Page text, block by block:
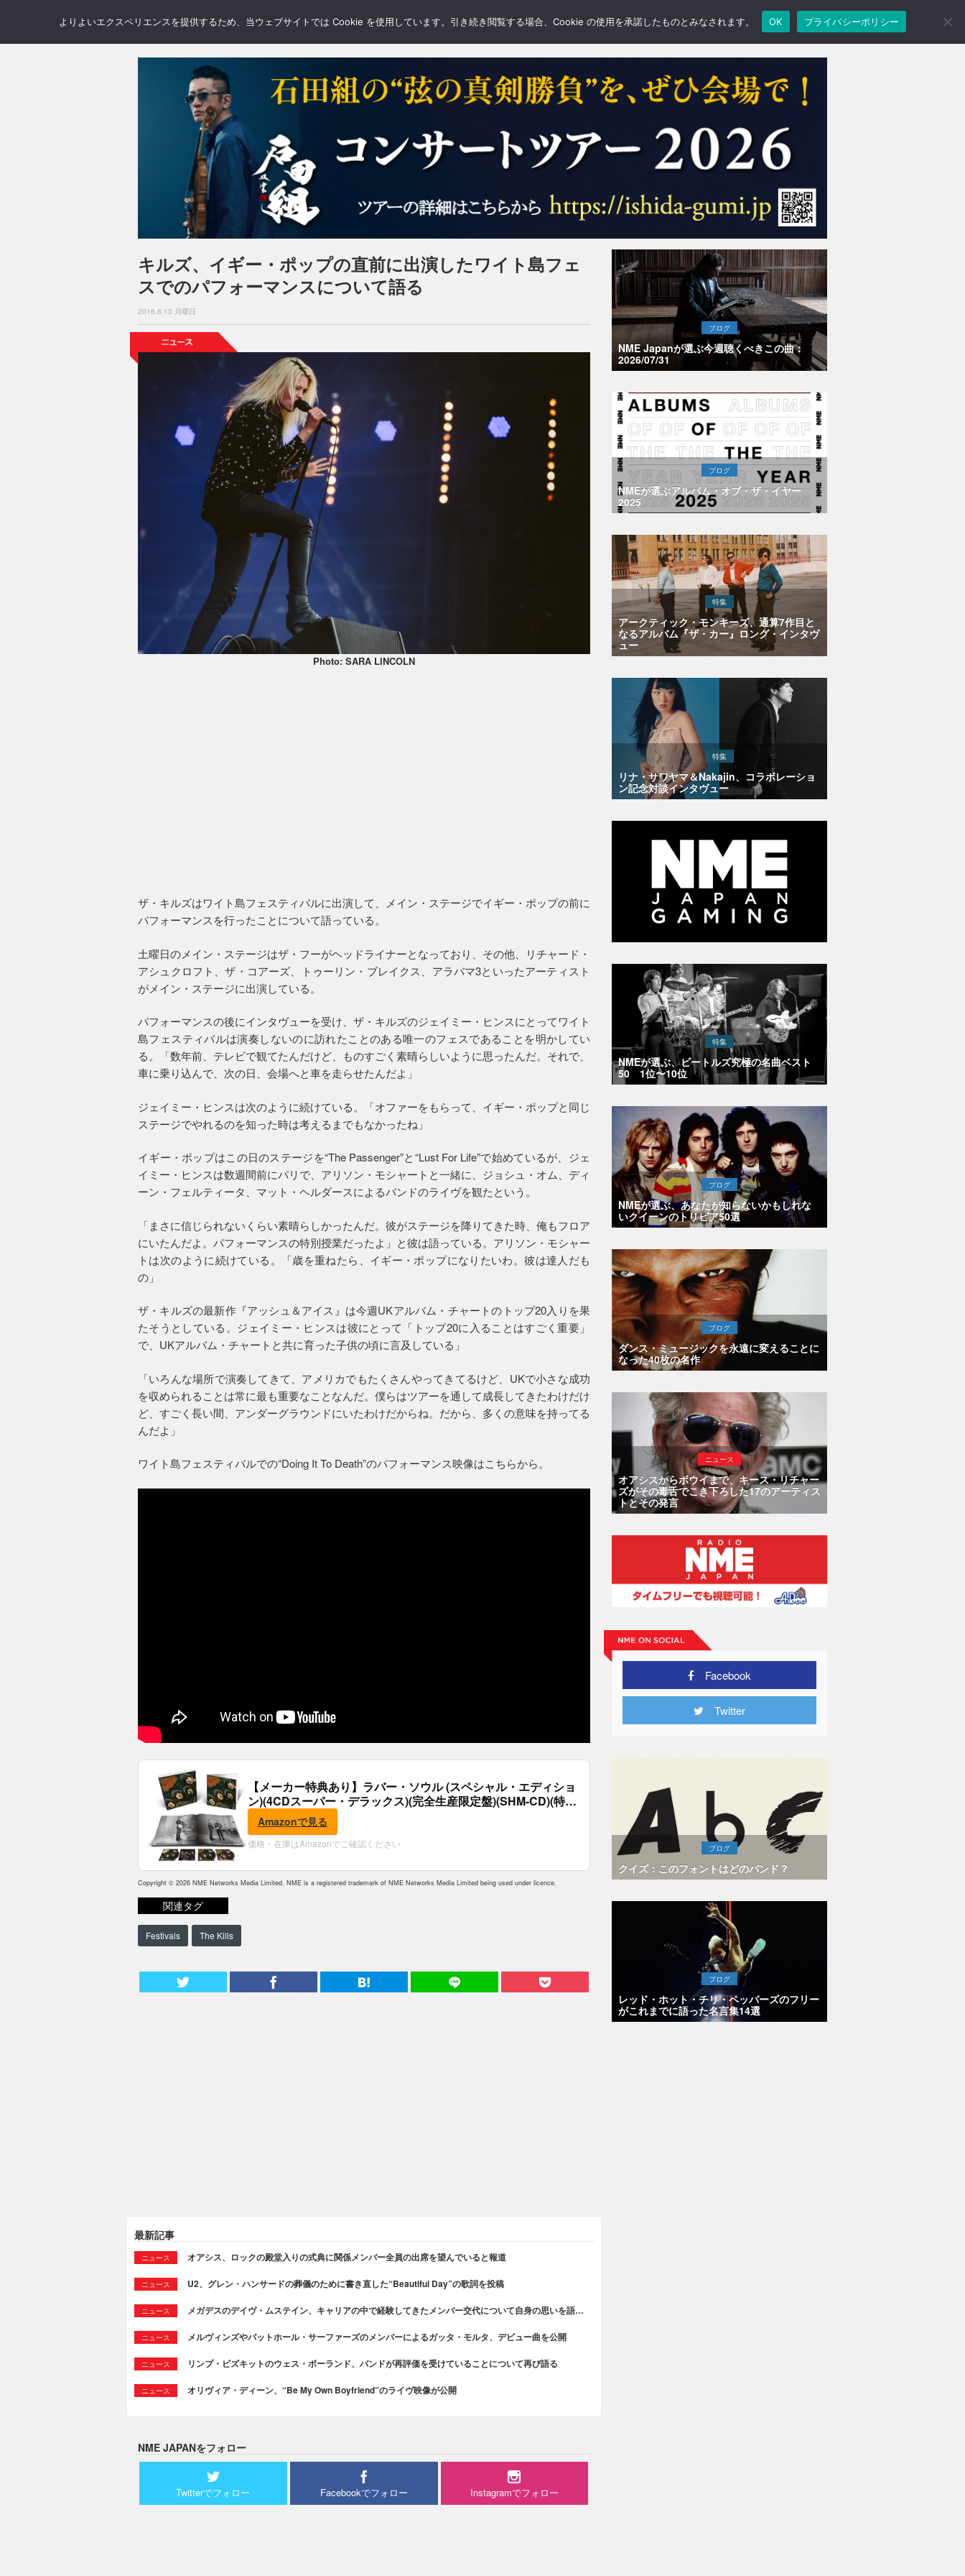
NEWS REVIEWS GALLERY BLOGS FEATURE
キルズ、イギー・ポップの直前に出演したワイト島フェ
スでのパフォーマンスについて語る
2016.6.13 月曜日
Photo: SARA LINCOLN
ザ・キルズはワイト島フェスティバルに出演して、メイン・ステージでイギー・ポップの前に
パフォーマンスを行ったことについて語っている。
土曜日のメイン・ステージはザ・フーがヘッドライナーとなっており、その他、リチャード・
アシュクロフト、ザ・コアーズ、トゥーリン・ブレイクス、アラバマ3といったアーティスト
がメイン・ステージに出演している。
パフォーマンスの後にインタヴューを受け、ザ・キルズのジェイミー・ヒンスにとってワイト
島フェスティバルは演奏しないのに訪れたことのある唯一のフェスであることを明かしてい
る。「数年前、テレビで観てたんだけど、ものすごく素晴らしいように思ったんだ。それで、
車に乗り込んで、次の日、会場へと車を走らせたんだよ」
ジェイミー・ヒンスは次のように続けている。「オファーをもらって、イギー・ポップと同じ
ステージでやれるのを知った時は考えるまでもなかったね」
イギー・ポップはこの日のステージを“The Passenger”と“Lust For Life”で始めているが、ジェ
イミー・ヒンスは数週間前にパリで、アリソン・モシャートと一緒に、ジョシュ・オム、ディ
ーン・フェルティータ、マット・ヘルダースによるバンドのライヴを観たという。
「まさに信じられないくらい素晴らしかったんだ。彼がステージを降りてきた時、俺もフロア
にいたんだよ。パフォーマンスの特別授業だったよ」と彼は語っている。アリソン・モシャー
トは次のように続けている。「歳を重ねたら、イギー・ポップになりたいわ。彼は達人だも
の」
ザ・キルズの最新作『アッシュ＆アイス』は今週UKアルバム・チャートのトップ20入りを果
たそうとしている。ジェイミー・ヒンスは彼にとって「トップ20に入ることはすごく重要」
で、UKアルバム・チャートと共に育った子供の頃に言及している」
「いろんな場所で演奏してきて、アメリカでもたくさんやってきてるけど、UKで小さな成功
を収められることは常に最も重要なことなんだ。僕らはツアーを通して成長してきたわけだけ
ど、すごく長い間、アンダーグラウンドにいたわけだからね。だから、多くの意味を持ってる
んだよ」
ワイト島フェスティバルでの“Doing It To Death”のパフォーマンス映像はこちらから。
【メーカー特典あり】ラバー・ソウル (スペシャル・エディショ
ン)(4CDスーパー・デラックス)(完全生産限定盤)(SHM-CD)(特
典:B2ポスター付)
Amazonで見る
価格・在庫はAmazonでご確認ください
Copyright © 2026 NME Networks Media Limited. NME is a registered trademark of NME Networks Media Limited being used under licence.
関連タグ
Festivals The Kills
最新記事
ニュース オアシス、ロックの殿堂入りの式典に関係メンバー全員の出席を望んでいると報道
ニュース U2、グレン・ハンサードの葬儀のために書き直した“Beautiful Day”の歌詞を投稿
ニュース メガデスのデイヴ・ムステイン、キャリアの中で経験してきたメンバー交代について自身の思いを語…
ニュース メルヴィンズやバットホール・サーファーズのメンバーによるガッタ・モルタ、デビュー曲を公開
ニュース リンプ・ビズキットのウェス・ボーランド、バンドが再評価を受けていることについて再び語る
ニュース オリヴィア・ディーン、“Be My Own Boyfriend”のライヴ映像が公開
NME JAPANをフォロー
Twitterでフォロー Facebookでフォロー Instagramでフォロー
ブログ
NME Japanが選ぶ今週聴くべきこの曲：
2026/07/31
ブログ
NMEが選ぶアルバム・オブ・ザ・イヤー
2025
特集
アークティック・モンキーズ、通算7作目と
なるアルバム『ザ・カー』ロング・インタヴ
ュー
特集
リナ・サワヤマ＆Nakajin、コラボレーショ
ン記念対談インタヴュー
特集
NMEが選ぶ、ビートルズ究極の名曲ベスト
50 1位〜10位
ブログ
NMEが選ぶ、あなたが知らないかもしれな
いクイーンのトリビア50選
ブログ
ダンス・ミュージックを永遠に変えることに
なった40枚の名作
ニュース
オアシスからボウイまで、キース・リチャー
ズがその毒舌でこき下ろした17のアーティス
トとその発言
Facebook
Twitter
ブログ
クイズ：このフォントはどのバンド？
ブログ
レッド・ホット・チリ・ペッパーズのフリー
がこれまでに語った名言集14選
よりよいエクスペリエンスを提供するため、当ウェブサイトでは Cookie を使用しています。引き続き閲覧する場合、Cookie の使用を承諾したものとみなされます。 OK プライバシーポリシー